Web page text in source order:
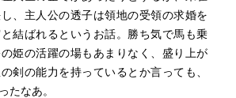
、主人公の透子は領地の受領の求婚を
結ばれるというお話。勝ち気で馬も乗
姫の活躍の場もあまりなく、盛り上が
剣の能力を持っているとか言っても、
たなあ。